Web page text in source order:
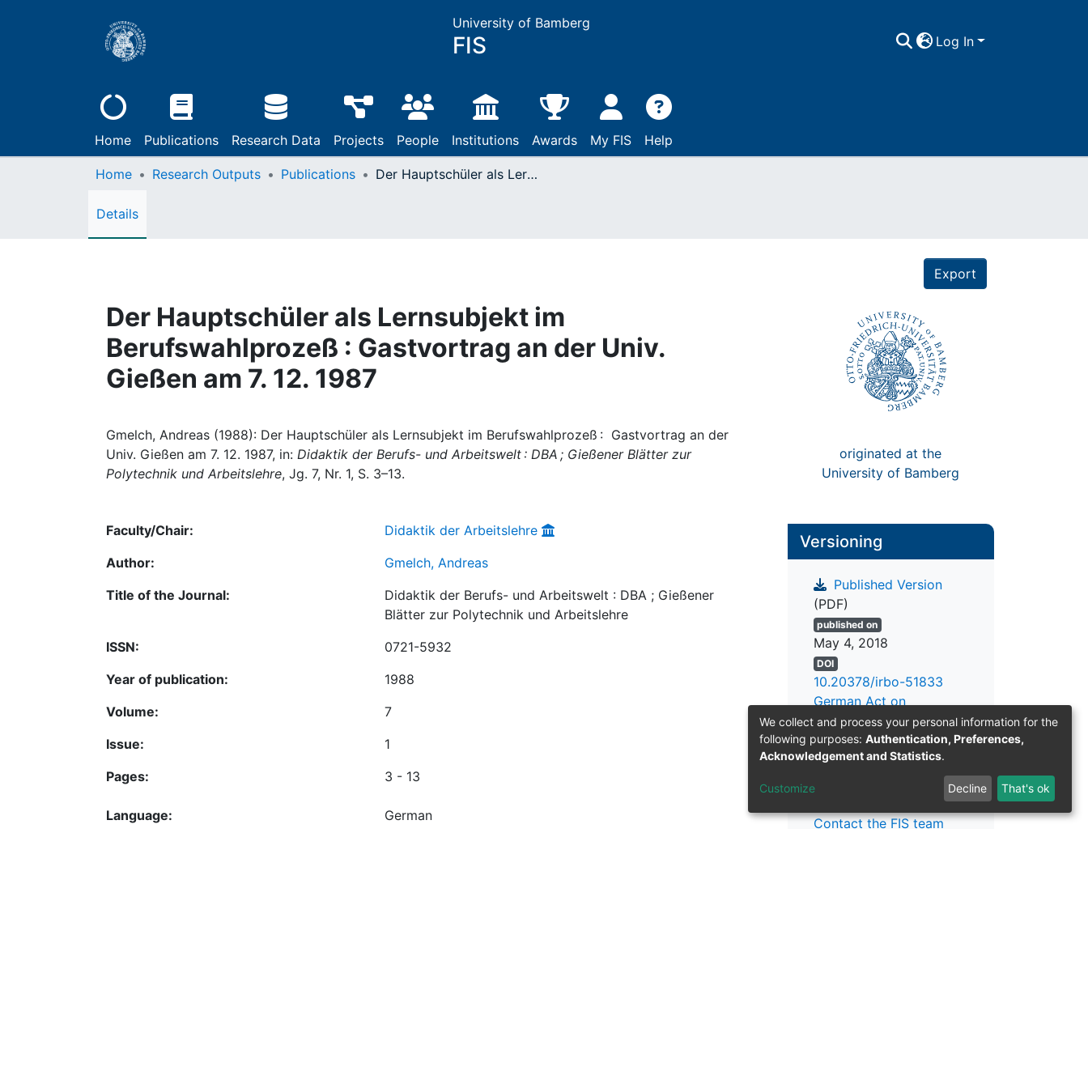
University of Bamberg
FIS Log In
Home Publications Research Data Projects People Institutions Awards My FIS Help
Home Research Outputs Publications Der Hauptschüler als Lernsubjekt im Berufswahlprozeß : Gastvortrag an der Univ. Gießen am 7. 12. 1987
Details
Export
Der Hauptschüler als Lernsubjekt im
Berufswahlprozeß : Gastvortrag an der Univ.
Gießen am 7. 12. 1987
Gmelch, Andreas (1988): Der Hauptschüler als Lernsubjekt im Berufswahlprozeß : Gastvortrag an der
Univ. Gießen am 7. 12. 1987, in: Didaktik der Berufs- und Arbeitswelt : DBA ; Gießener Blätter zur
Polytechnik und Arbeitslehre, Jg. 7, Nr. 1, S. 3–13.
originated at the
University of Bamberg
Faculty/Chair:
Didaktik der Arbeitslehre
Author:
Gmelch, Andreas
Title of the Journal:
Didaktik der Berufs- und Arbeitswelt : DBA ; Gießener
Blätter zur Polytechnik und Arbeitslehre
ISSN:
0721-5932
Year of publication:
1988
Volume:
7
Issue:
1
Pages:
3 - 13
Language:
German
Versioning
Published Version
(PDF)
published on
May 4, 2018
DOI
10.20378/irbo-51833
German Act on
Copyright
Question on publication
Contact the FIS team
We collect and process your personal information for the
following purposes: Authentication, Preferences,
Acknowledgement and Statistics.
Customize Decline That's ok